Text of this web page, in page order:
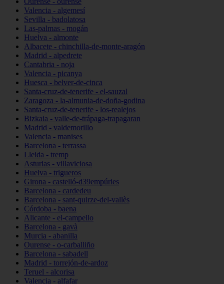
Valencia - algemesí
Sevilla - badolatosa
Las-palmas - mogán
Huelva - almonte
Albacete - chinchilla-de-monte-aragón
Madrid - alpedrete
Cantabria - noja
Valencia - picanya
Huesca - belver-de-cinca
Santa-cruz-de-tenerife - el-sauzal
Zaragoza - la-almunia-de-doña-godina
Santa-cruz-de-tenerife - los-realejos
Bizkaia - valle-de-trápaga-trapagaran
Madrid - valdemorillo
Valencia - manises
Barcelona - terrassa
Lleida - tremp
Asturias - villaviciosa
Huelva - trigueros
Girona - castelló-d39empúries
Barcelona - cardedeu
Barcelona - sant-quirze-del-vallès
Córdoba - baena
Alicante - el-campello
Barcelona - gavà
Murcia - abanilla
Ourense - o-carballiño
Barcelona - sabadell
Madrid - torrejón-de-ardoz
Teruel - alcorisa
Valencia - alfafar